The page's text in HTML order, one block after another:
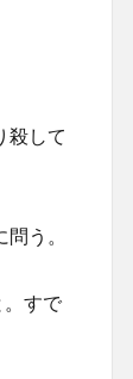
殺して
う。
。すで